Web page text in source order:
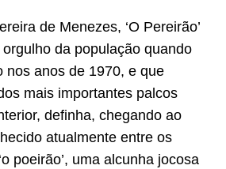
de Menezes, ‘O Pereirão’
da população quando
nos anos de 1970, e que
mais importantes palcos
definha, chegando ao
atualmente entre os
poeirão’, uma alcunha jocosa